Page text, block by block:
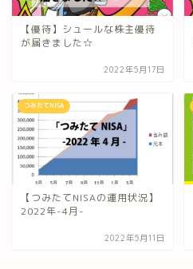
【優待】シュールな株主優待
が届きました☆
2022年5月17日
つみたてNISA
【つみたてNISAの運用状況】
2022年-4月-
2022年5月11日